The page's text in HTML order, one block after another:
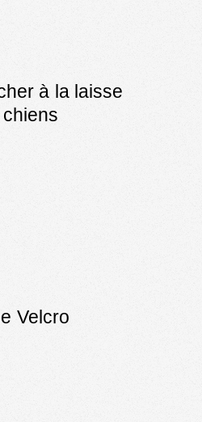
à la laisse
Velcro